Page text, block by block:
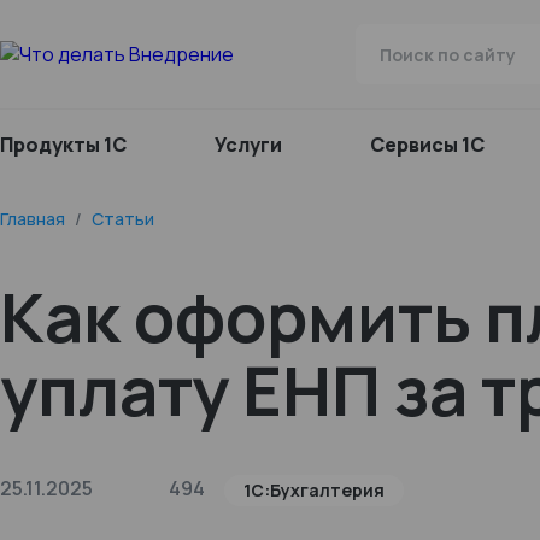
Продукты 1С Услуги Сервисы 1С
Главная / Статьи
Как оформить
уплату ЕНП за
25.11.2025 494 1С:Бухгалтерия